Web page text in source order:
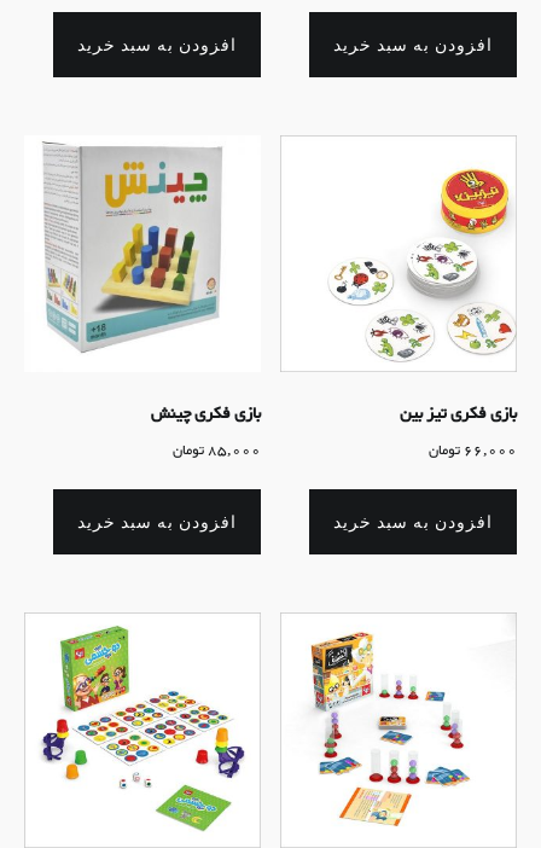
افزودن به سبد خرید افزودن به سبد خرید
بازی فکری تیز بین
66,000تومان
افزودن به سبد خرید
بازی فکری چینش
85,000تومان
افزودن به سبد خرید